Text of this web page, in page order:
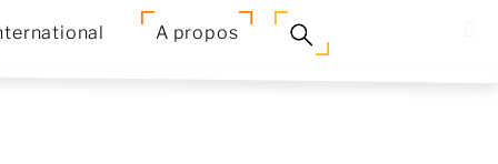
A propos